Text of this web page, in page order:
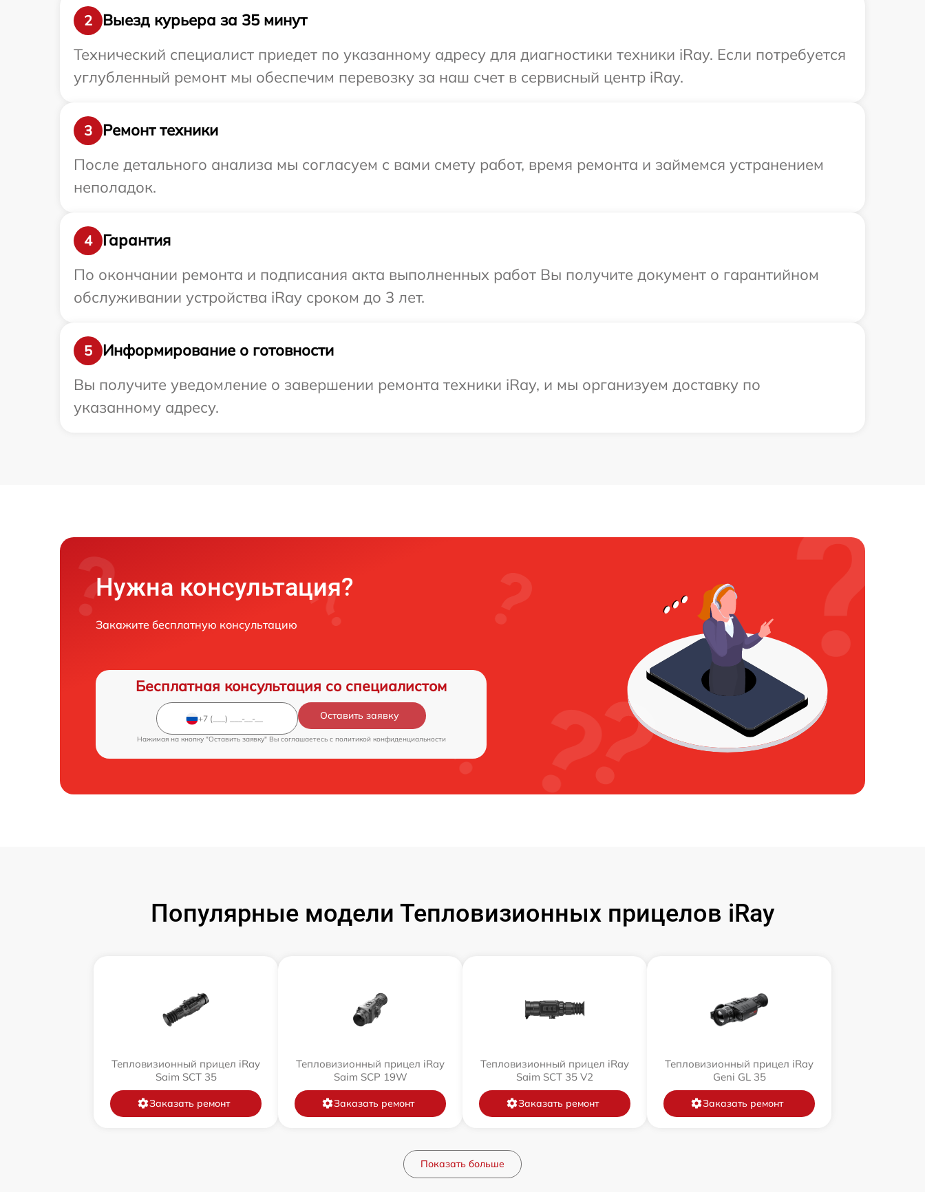
2
Выезд курьера за 35 минут
Технический специалист приедет по указанному адресу для диагностики техники iRay. Если потребуется
углубленный ремонт мы обеспечим перевозку за наш счет в сервисный центр iRay.
3
Ремонт техники
После детального анализа мы согласуем с вами смету работ, время ремонта и займемся устранением
неполадок.
4
Гарантия
По окончании ремонта и подписания акта выполненных работ Вы получите документ о гарантийном
обслуживании устройства iRay сроком до 3 лет.
5
Информирование о готовности
Вы получите уведомление о завершении ремонта техники iRay, и мы организуем доставку по
указанному адресу.
Нужна консультация?
Закажите бесплатную консультацию
Бесплатная консультация со специалистом
Оставить заявку
Нажимая на кнопку "Оставить заявку" Вы соглашаетесь c политикой конфиденциальности
Популярные модели Тепловизионных прицелов iRay
Тепловизионный прицел iRay
Saim SCT 35
Заказать ремонт
Тепловизионный прицел iRay
Saim SCP 19W
Заказать ремонт
Тепловизионный прицел iRay
Saim SCT 35 V2
Заказать ремонт
Тепловизионный прицел iRay
Geni GL 35
Заказать ремонт
Показать больше